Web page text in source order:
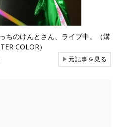
ちのけんとさん、ライブ中。（溝
COLOR）
▶元記事を見る